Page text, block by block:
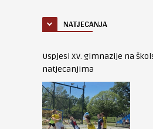
NATJECANJA
Uspjesi XV. gimnazije na
natjecanjima